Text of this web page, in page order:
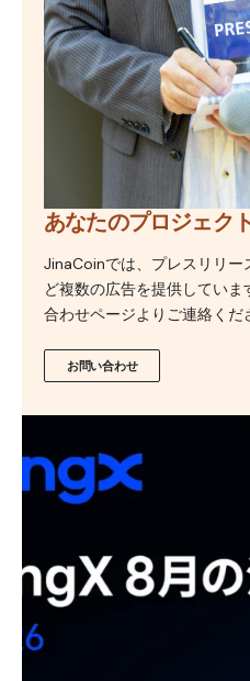
あなたのプロジェク
JinaCoinでは、プレスリリー
ど複数の広告を提供してい
合わせページよりご連絡くだ
お問い合わせ